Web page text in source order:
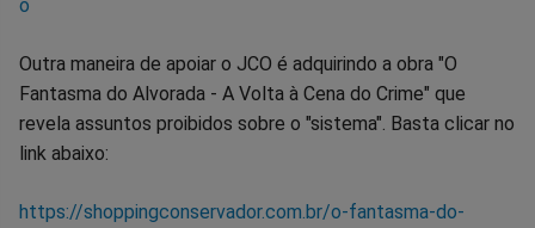
o
Outra maneira de apoiar o JCO é adquirindo a obra "O
Fantasma do Alvorada - A Volta à Cena do Crime" que
revela assuntos proibidos sobre o "sistema". Basta clicar no
link abaixo:
https://shoppingconservador.com.br/o-fantasma-do-